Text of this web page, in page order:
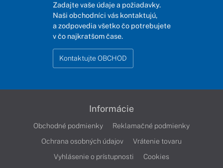
Zadajte vaše údaje a požiadavky.
Naši obchodníci vás kontaktujú,
a zodpovedia všetko čo potrebujete
v čo najkratšom čase.
Kontaktujte OBCHOD
Informácie
Obchodné podmienky
Reklamačné podmienky
Ochrana osobných údajov
Vrátenie tovaru
Vyhlásenie o prístupnosti
Cookies